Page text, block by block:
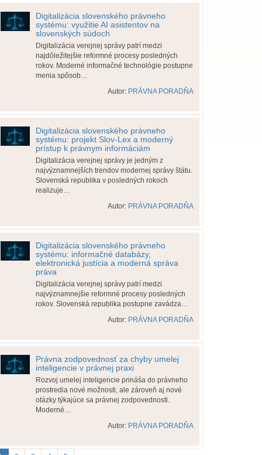
Digitalizácia slovenského právneho
systému: využitie AI asistentov na
slovenských súdoch
Digitalizácia verejnej správy patrí medzi
najdôležitejšie reformné procesy posledných
rokov. Moderné informačné technológie postupne
menia spôsob…
Autor: PRÁVNA PORADŇA
Digitalizácia slovenského právneho
systému: projekt Slov-Lex a moderný
prístup k právnym informáciám
Digitalizácia verejnej správy je jedným z
najvýznamnejších trendov modernej správy štátu.
Slovenská republika v posledných rokoch
realizuje…
Autor: PRÁVNA PORADŇA
Digitalizácia slovenského právneho
systému: informačné databázy,
elektronická justícia a moderná správa
práva
Digitalizácia verejnej správy patrí medzi
najvýznamnejšie reformné procesy posledných
rokov. Slovenská republika postupne zavádza…
Autor: PRÁVNA PORADŇA
Právna zodpovednosť za chyby umelej
inteligencie v právnej praxi
Rozvoj umelej inteligencie prináša do právneho
prostredia nové možnosti, ale zároveň aj nové
otázky týkajúce sa právnej zodpovednosti.
Moderné…
Autor: PRÁVNA PORADŇA